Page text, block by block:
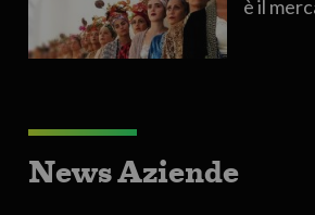
è il
News Aziende